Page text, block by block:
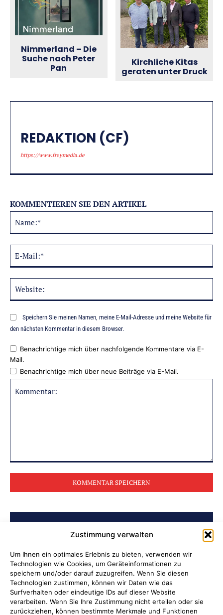
Zustimmung verwalten
Um Ihnen ein optimales Erlebnis zu bieten, verwenden wir
Technologien wie Cookies, um Geräteinformationen zu
speichern und/oder darauf zuzugreifen. Wenn Sie diesen
Technologien zustimmen, können wir Daten wie das
Surfverhalten oder eindeutige IDs auf dieser Website
verarbeiten. Wenn Sie Ihre Zustimmung nicht erteilen oder sie
zurückziehen, können bestimmte Merkmale und Funktionen
Nimmerland – Die
Suche nach Peter
Pan
Kirchliche Kitas
geraten unter Druck
REDAKTION (CF)
https://www.freymedia.de
KOMMENTIEREN SIE DEN ARTIKEL
Speichern Sie meinen Namen, meine E-Mail-Adresse und meine Website für
den nächsten Kommentar in diesem Browser.
Benachrichtige mich über nachfolgende Kommentare via E-
Mail.
Benachrichtige mich über neue Beiträge via E-Mail.
BELIEBTE BEITRÄGE
Soldatenleben damals und heute
Verantwortung übernehmen, wenn
Kinder Schutz und Orientierung
brauchen